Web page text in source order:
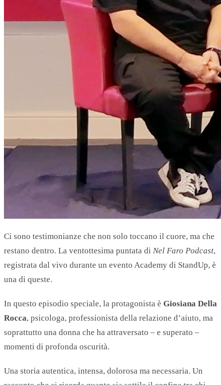
Ci sono testimonianze che non solo toccano il cuore, ma che
restano dentro. La ventottesima puntata di Nel Faro Podcast,
registrata dal vivo durante un evento Academy di StandUp, è
una di queste.
In questo episodio speciale, la protagonista è Giosiana Della
Rocca, psicologa, professionista della relazione d’aiuto, ma
soprattutto una donna che ha attraversato – e superato –
momenti di profonda oscurità.
Una storia autentica, intensa, dolorosa ma necessaria. Un